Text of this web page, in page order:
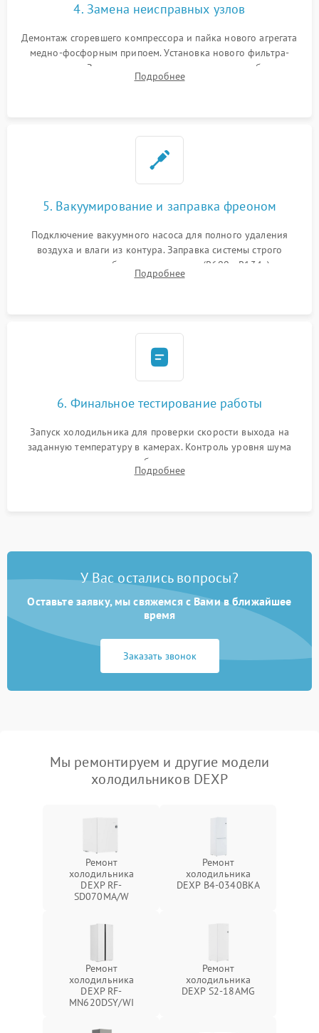
4. Замена неисправных узлов
Демонтаж сгоревшего компрессора и пайка нового агрегата
медно-фосфорным припоем. Установка нового фильтра-
осушителя. Замена изношенных вентиляторов обдува,
сломанных заслонок или поврежденных дверных петель.
Подробнее
5. Вакуумирование и заправка фреоном
Подключение вакуумного насоса для полного удаления
воздуха и влаги из контура. Заправка системы строго
дозированным объемом хладагента (R600a, R134a) по
электронным весам. Контроль рабочего давления в системе.
Подробнее
6. Финальное тестирование работы
Запуск холодильника для проверки скорости выхода на
заданную температуру в камерах. Контроль уровня шума
компрессора, отсутствия обмерзания стенок и корректного
срабатывания системы автоматической оттайки.
Подробнее
У Вас остались вопросы?
Оставьте заявку, мы свяжемся с Вами в ближайшее
время
Заказать звонок
Мы ремонтируем и другие модели
холодильников DEXP
Ремонт
холодильника
DEXP RF-
SD070MA/W
Ремонт
холодильника
DEXP B4-0340BKA
Ремонт
холодильника
DEXP RF-
MN620DSY/WI
Ремонт
холодильника
DEXP S2-18AMG